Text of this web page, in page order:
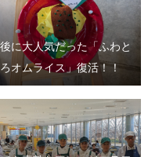
に大人気だった「ふわと
ろオムライス」復活！！